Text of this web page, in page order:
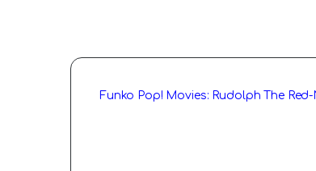
Funko Pop! Movies: Rudolph The